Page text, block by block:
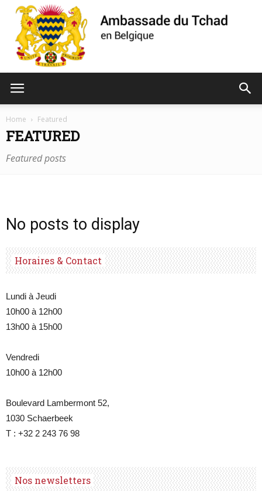
de
Home Featured
FEATURED
Featured posts
No posts to display
Horaires & Contact
Lundi à Jeudi
10h00 à 12h00
13h00 à 15h00
Vendredi
10h00 à 12h00
Boulevard Lambermont 52,
1030 Schaerbeek
T : +32 2 243 76 98
Nos newsletters